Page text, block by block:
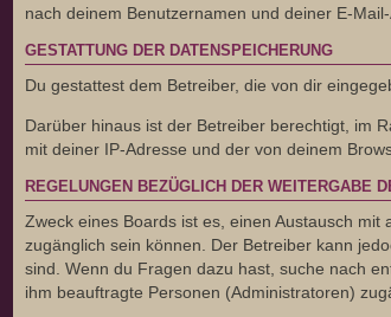
nach deinem Benutzernamen und deiner E-
GESTATTUNG DER DATENSPEICHERUNG
Du gestattest dem Betreiber, die von dir
Darüber hinaus ist der Betreiber berechtigt, im
mit deiner IP-Adresse und der von deinem
REGELUNGEN BEZÜGLICH DER WEITERGABE
Zweck eines Boards ist es, einen Austausch
zugänglich sein können. Der Betreiber kann
sind. Wenn du Fragen dazu hast, suche nach
ihm beauftragte Personen (Administratoren)